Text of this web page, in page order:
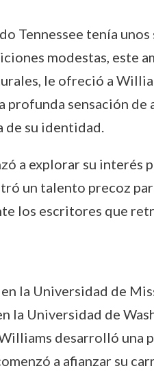
Tennessee tenía
modestas, este
le ofreció a
profunda sensación
de su identidad.
a explorar su
un talento precoz
los escritores que
la Universidad de
la Universidad de
desarrolló una
a afianzar su